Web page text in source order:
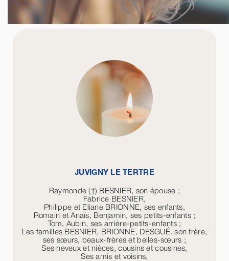
JUVIGNY LE TERTRE
Raymonde (†) BESNIER, son épouse ;
Fabrice BESNIER,
Philippe et Eliane BRIONNE, ses enfants,
Romain et Anaïs, Benjamin, ses petits-enfants ;
Tom, Aubin, ses arrière-petits-enfants ;
Les familles BESNIER, BRIONNE, DESGUÉ. son frère,
ses sœurs, beaux-frères et belles-sœurs ;
Ses neveux et nièces, cousins et cousines,
Ses amis et voisins,